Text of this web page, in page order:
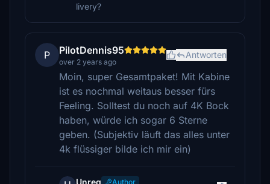
livery?
P PilotDennis95
over 2 years ago
Antworten
Moin, super Gesamtpaket! Mit Kabine
ist es nochmal weitaus besser fürs
Feeling. Solltest du noch auf 4K Bock
haben, würde ich sogar 6 Sterne
geben. (Subjektiv läuft das alles unter
4k flüssiger bilde ich mir ein)
Unreg
Author